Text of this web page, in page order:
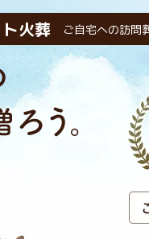
火葬 ご自宅への訪問